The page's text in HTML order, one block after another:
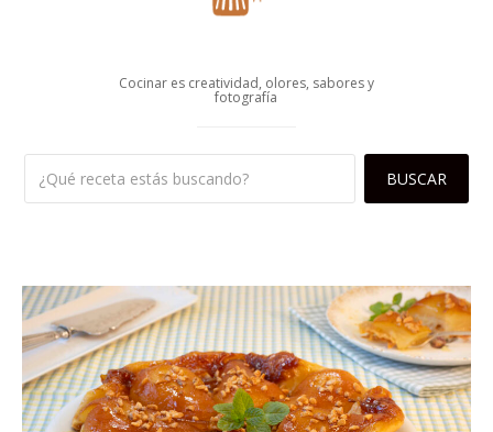
Cocinar es creatividad, olores, sabores y
fotografía